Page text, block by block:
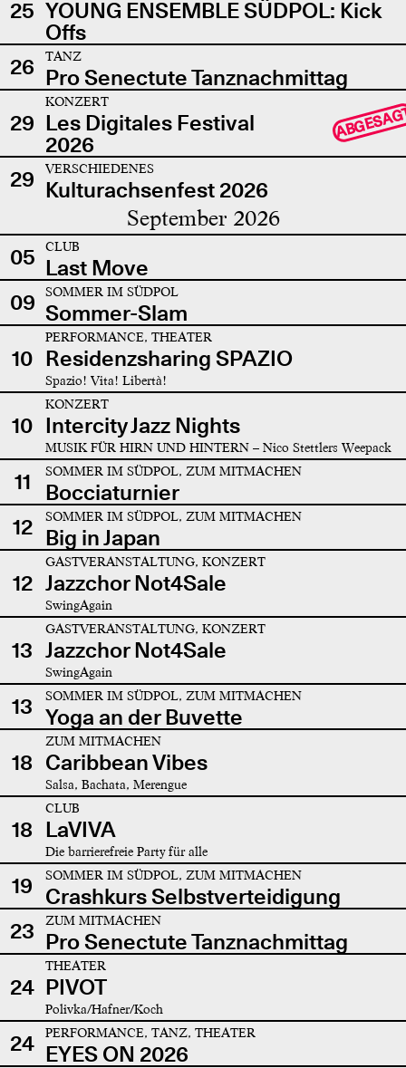
25 YOUNG ENSEMBLE SÜDPOL: Kick
Offs
26
TANZ
Pro Senectute Tanznachmittag
29
KONZERT
Les Digitales Festival
2026
29 VERSCHIEDENES
Kulturachsenfest 2026
September 2026
05 CLUB
Last Move
09
SOMMER IM SÜDPOL
Sommer-Slam
10
PERFORMANCE, THEATER
Residenzsharing SPAZIO
Spazio! Vita! Libertà!
10
KONZERT
Intercity Jazz Nights
MUSIK FÜR HIRN UND HINTERN – Nico Stettlers Weepack
11 SOMMER IM SÜDPOL, ZUM MITMACHEN
Bocciaturnier
12
SOMMER IM SÜDPOL, ZUM MITMACHEN
Big in Japan
12
GASTVERANSTALTUNG, KONZERT
Jazzchor Not4Sale
SwingAgain
13
GASTVERANSTALTUNG, KONZERT
Jazzchor Not4Sale
SwingAgain
13 SOMMER IM SÜDPOL, ZUM MITMACHEN
Yoga an der Buvette
18
ZUM MITMACHEN
Caribbean Vibes
Salsa, Bachata, Merengue
18
CLUB
LaVIVA
Die barrierefreie Party für alle
19 SOMMER IM SÜDPOL, ZUM MITMACHEN
Crashkurs Selbstverteidigung
23
ZUM MITMACHEN
Pro Senectute Tanznachmittag
24
THEATER
PIVOT
Polivka/Hafner/Koch
24 PERFORMANCE, TANZ, THEATER
EYES ON 2026